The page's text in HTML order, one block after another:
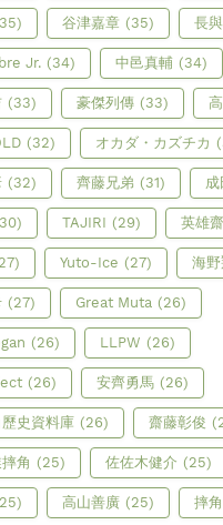
谷津嘉章 (35) 長
Jr. (34) 中邑真輔 (34)
(33) 豪傑列傳 (33)
(32) オカダ・カズチカ
(32) 齊藤兄弟 (31) 成
TAJIRI (29) 英雄
Yuto-Ice (27) 海
(27) Great Muta (26)
(26) LLPW (26)
(26) 安齊勇馬 (26)
史資料庫 (26) 齋藤彰俊
角 (25) 佐佐木健介 (25)
高山善廣 (25) 摔